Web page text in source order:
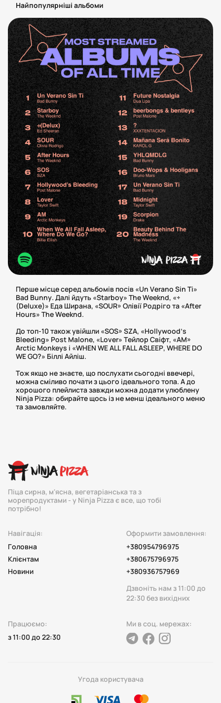
Найпопулярніші альбоми
Перше місце серед альбомів посів «Un Verano Sin Ti»
Bad Bunny. Далі йдуть «Starboy» The Weeknd, «÷
(Deluxe)» Еда Ширана, «SOUR» Олівії Родріго та «After
Hours» The Weeknd.
До топ-10 також увійшли «SOS» SZA, «Hollywood’s
Bleeding» Post Malone, «Lover» Тейлор Свіфт, «AM»
Arctic Monkeys і «WHEN WE ALL FALL ASLEEP, WHERE DO
WE GO?» Біллі Айліш.
Тож якщо не знаєте, що послухати сьогодні ввечері,
можна сміливо почати з цього ідеального топа. А до
хорошого плейлиста завжди можна додати улюблену
Ninja Pizza: обирайте щось із не менш ідеального меню
та замовляйте.
Піца сирна, м'ясна, вегетаріанська та з
морепродуктами - у Ninja Pizza є все, що тобі
потрібно!
Навігація:
Головна
Клієнтам
Новини
Оформити замовлення:
+380954796975
+380675796975
+380936757969
Дзвоніть нам з 11:00 до
22:30 без вихідних
Працюємо:
з 11:00 до 22:30
Ми в соц. мережах:
telegram facebook instagram
Угода користувача